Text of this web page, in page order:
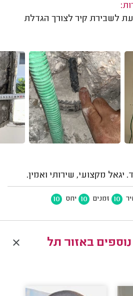
לשבירת קיר לצורך הגדלת
יגאל מקצועי, שירותי ואמין.
10 זמנים 10 יחס 10
באזור תל